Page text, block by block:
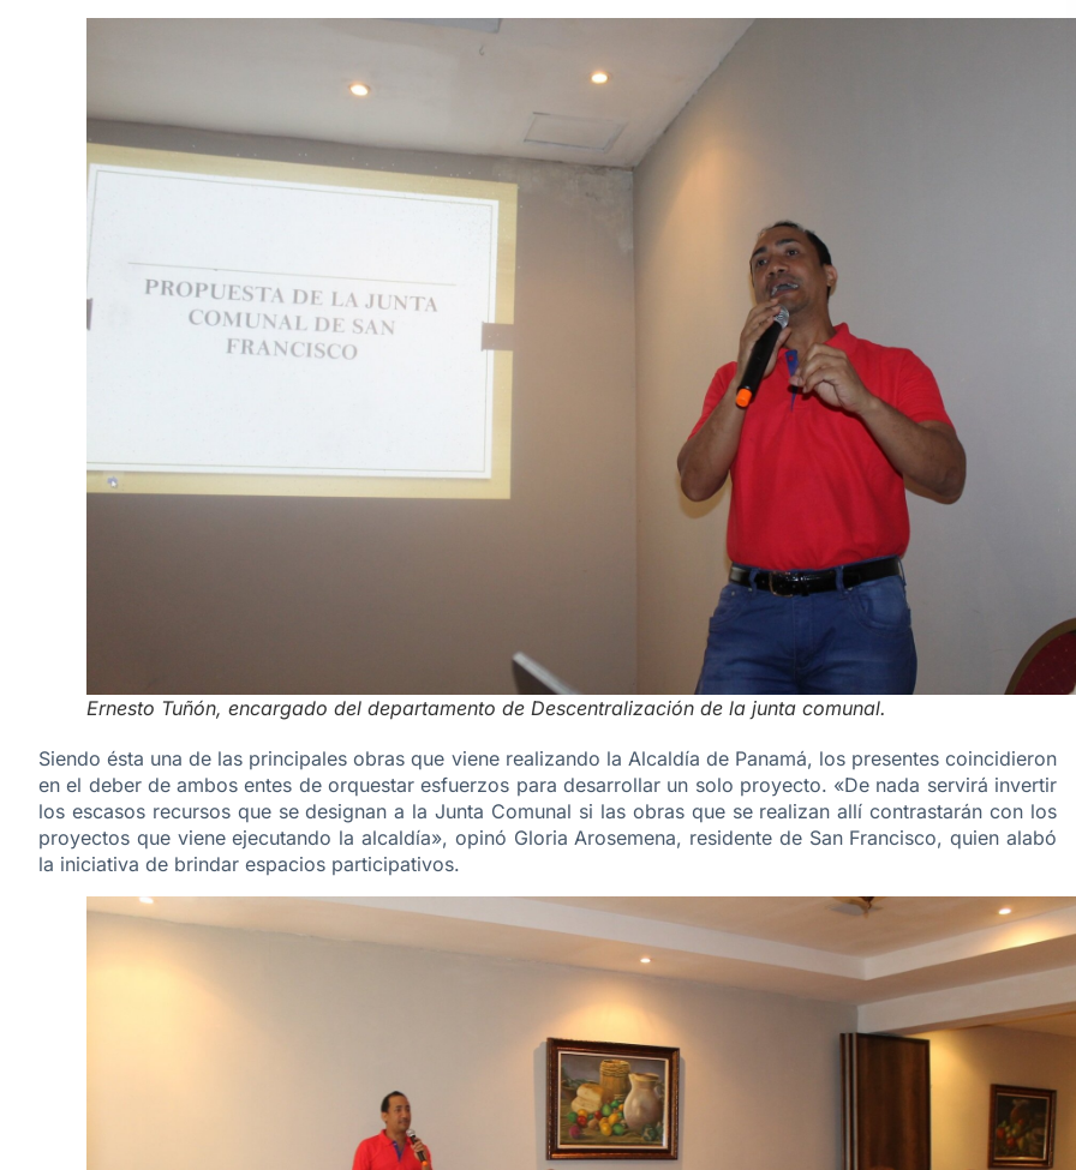
Ernesto Tuñón, encargado del departamento de Descentralización de la junta comunal.
Siendo ésta una de las principales obras que viene realizando la Alcaldía de Panamá, los presentes coincidieron
en el deber de ambos entes de orquestar esfuerzos para desarrollar un solo proyecto. «De nada servirá invertir
los escasos recursos que se designan a la Junta Comunal si las obras que se realizan allí contrastarán con los
proyectos que viene ejecutando la alcaldía», opinó Gloria Arosemena, residente de San Francisco, quien alabó
la iniciativa de brindar espacios participativos.